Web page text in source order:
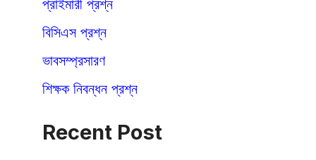
প্রাইমারী প্রশ্ন
বিসিএস প্রশ্ন
ভাবসম্প্রসারণ
শিক্ষক নিবন্ধন প্রশ্ন
Recent Post